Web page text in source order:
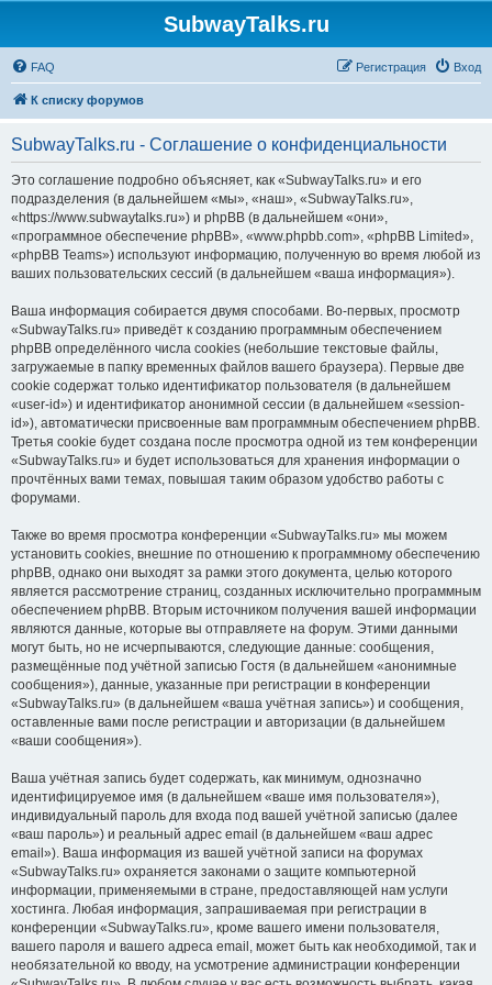
SubwayTalks.ru
FAQ Вход
Регистрация
К списку форумов
SubwayTalks.ru - Соглашение о конфиденциальности
Это соглашение подробно объясняет, как «SubwayTalks.ru» и его
подразделения (в дальнейшем «мы», «наш», «SubwayTalks.ru»,
«https://www.subwaytalks.ru») и phpBB (в дальнейшем «они»,
«программное обеспечение phpBB», «www.phpbb.com», «phpBB Limited»,
«phpBB Teams») используют информацию, полученную во время любой из
ваших пользовательских сессий (в дальнейшем «ваша информация»).
Ваша информация собирается двумя способами. Во-первых, просмотр
«SubwayTalks.ru» приведёт к созданию программным обеспечением
phpBB определённого числа cookies (небольшие текстовые файлы,
загружаемые в папку временных файлов вашего браузера). Первые две
cookie содержат только идентификатор пользователя (в дальнейшем
«user-id») и идентификатор анонимной сессии (в дальнейшем «session-
id»), автоматически присвоенные вам программным обеспечением phpBB.
Третья cookie будет создана после просмотра одной из тем конференции
«SubwayTalks.ru» и будет использоваться для хранения информации о
прочтённых вами темах, повышая таким образом удобство работы с
форумами.
Также во время просмотра конференции «SubwayTalks.ru» мы можем
установить cookies, внешние по отношению к программному обеспечению
phpBB, однако они выходят за рамки этого документа, целью которого
является рассмотрение страниц, созданных исключительно программным
обеспечением phpBB. Вторым источником получения вашей информации
являются данные, которые вы отправляете на форум. Этими данными
могут быть, но не исчерпываются, следующие данные: сообщения,
размещённые под учётной записью Гостя (в дальнейшем «анонимные
сообщения»), данные, указанные при регистрации в конференции
«SubwayTalks.ru» (в дальнейшем «ваша учётная запись») и сообщения,
оставленные вами после регистрации и авторизации (в дальнейшем
«ваши сообщения»).
Ваша учётная запись будет содержать, как минимум, однозначно
идентифицируемое имя (в дальнейшем «ваше имя пользователя»),
индивидуальный пароль для входа под вашей учётной записью (далее
«ваш пароль») и реальный адрес email (в дальнейшем «ваш адрес
email»). Ваша информация из вашей учётной записи на форумах
«SubwayTalks.ru» охраняется законами о защите компьютерной
информации, применяемыми в стране, предоставляющей нам услуги
хостинга. Любая информация, запрашиваемая при регистрации в
конференции «SubwayTalks.ru», кроме вашего имени пользователя,
вашего пароля и вашего адреса email, может быть как необходимой, так и
необязательной ко вводу, на усмотрение администрации конференции